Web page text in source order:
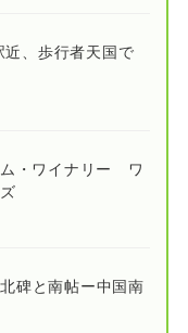
、歩行者天国で
・ワイナリー ワ
碑と南帖ー中国南